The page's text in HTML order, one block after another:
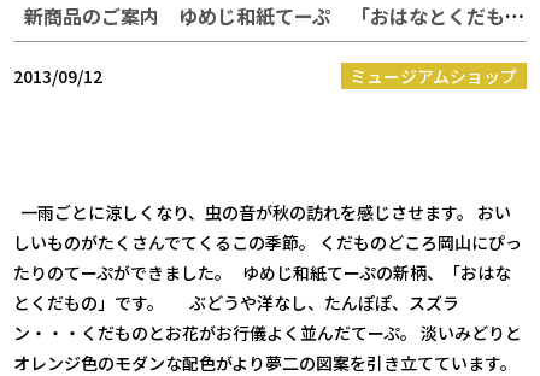
i
o
n
新商品のご案内 ゆめじ和紙てーぷ 「おはなとくだもの」
2013/09/12 ミュージアムショップ
一雨ごとに涼しくなり、虫の音が秋の訪れを感じさせます。 おい
しいものがたくさんでてくるこの季節。 くだものどころ岡山にぴっ
たりのてーぷができました。 ゆめじ和紙てーぷの新柄、「おはな
とくだもの」です。 ぶどうや洋なし、たんぽぽ、スズラ
ン・・・くだものとお花がお行儀よく並んだてーぷ。 淡いみどりと
オレンジ色のモダンな配色がより夢二の図案を引き立てています。